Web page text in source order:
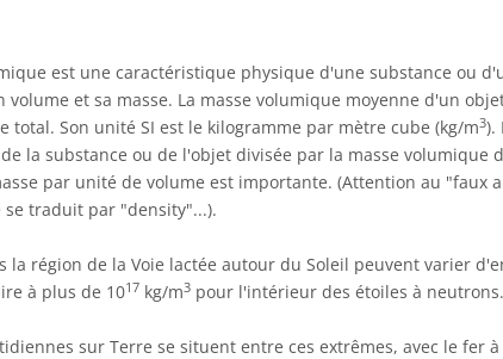
est une caractéristique physique d'une substance ou
et sa masse. La masse volumique moyenne d'un
total. Son unité SI est le kilogramme par mètre cube (kg/m3).
la substance ou de l'objet divisée par la masse volumique
par unité de volume est importante. (Attention au "faux
traduit par "density"...).
la région de la Voie lactée autour du Soleil peuvent varier
à plus de 1017 kg/m3 pour l'intérieur des étoiles à neutrons.
sur Terre se situent entre ces extrêmes, avec le fer